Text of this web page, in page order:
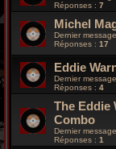
Réponses : 7
Michel
Dernier
Réponses : 17
Eddie
Dernier
Réponses : 4
The Eddie
Combo
Dernier
Réponses : 1